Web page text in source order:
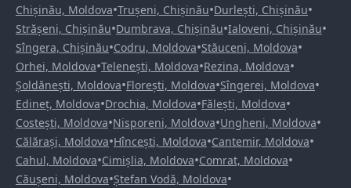
Chișinău, Moldova•Trușeni, Chișinău•Durlești, Chișinău•
Strășeni, Chișinău•Dumbrava, Chișinău•Ialoveni, Chișinău•
Sîngera, Chișinău•Codru, Moldova•Stăuceni, Moldova•
Orhei, Moldova•Telenești, Moldova•Rezina, Moldova•
Șoldănești, Moldova•Florești, Moldova•Sîngerei, Moldova•
Edineț, Moldova•Drochia, Moldova•Fălești, Moldova•
Costești, Moldova•Nisporeni, Moldova•Ungheni, Moldova•
Călărași, Moldova•Hîncești, Moldova•Cantemir, Moldova•
Cahul, Moldova•Cimișlia, Moldova•Comrat, Moldova•
Căușeni, Moldova•Ștefan Vodă, Moldova•